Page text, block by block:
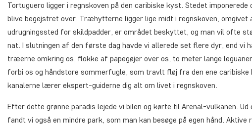
Tortuguero ligger i regnskoven på den caribiske kyst. Stedet
blive begejstret over. Træhytterne ligger lige midt i regnskoven,
udrugningssted for skildpadder, er området beskyttet, og man vil ofte
nat. I slutningen af den første dag havde vi allerede set flere dyr, end vi
træerne omkring os, flokke af papegøjer over os, to meter lange
forbi os og håndstore sommerfugle, som travlt fløj fra den ene
kanalerne lærer ekspert-guiderne dig alt om livet i regnskoven.
Efter dette grønne paradis lejede vi bilen og kørte til Arenal-vulkanen.
fandt vi også en mindre park, som man kan besøge på egen hånd.